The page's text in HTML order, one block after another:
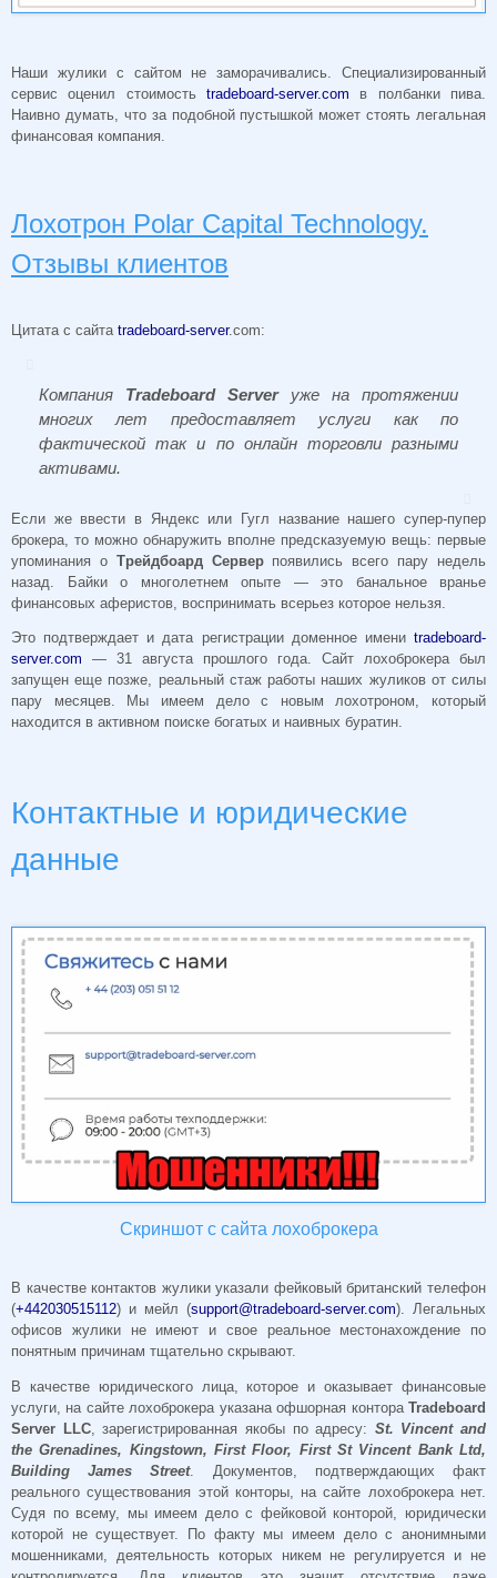
Наши жулики с сайтом не заморачивались. Специализированный
сервис оценил стоимость tradeboard-server.com в полбанки пива.
Наивно думать, что за подобной пустышкой может стоять легальная
финансовая компания.
Лохотрон Polar Capital Technology.
Отзывы клиентов
Цитата с сайта tradeboard-server.com:
Компания Tradeboard Serverуже на протяжении
многих лет предоставляет услуги как по
фактической так и по онлайн торговли разными
активами.
Если же ввести в Яндекс или Гугл название нашего супер-пупер
брокера, то можно обнаружить вполне предсказуемую вещь: первые
упоминания о Трейдбоард Серверпоявились всего пару недель
назад. Байки о многолетнем опыте — это банальное вранье
финансовых аферистов, воспринимать всерьез которое нельзя.
Это подтверждает и дата регистрации доменное имени tradeboard-
server.com — 31 августа прошлого года. Сайт лохоброкера был
запущен еще позже, реальный стаж работы наших жуликов от силы
пару месяцев. Мы имеем дело с новым лохотроном, который
находится в активном поиске богатых и наивных буратин.
Контактные и юридические
данные
Скриншот с сайта лохоброкера
В качестве контактов жулики указали фейковый британский телефон
(+442030515112) и мейл (support@tradeboard-server.com). Легальных
офисов жулики не имеют и свое реальное местонахождение по
понятным причинам тщательно скрывают.
В качестве юридического лица, которое и оказывает финансовые
услуги, на сайте лохоброкера указана офшорная контора Tradeboard
Server LLC, зарегистрированная якобы по адресу: St. Vincent and
the Grenadines, Kingstown, First Floor, First St Vincent Bank Ltd,
Building James Street. Документов, подтверждающих факт
реального существования этой конторы, на сайте лохоброкера нет.
Судя по всему, мы имеем дело с фейковой конторой, юридически
которой не существует. По факту мы имеем дело с анонимными
мошенниками, деятельность которых никем не регулируется и не